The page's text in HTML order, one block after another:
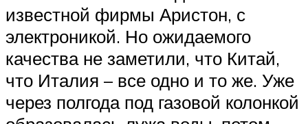
известной фирмы Аристон, с
электроникой. Но ожидаемого
качества не заметили, что Китай,
что Италия – все одно и то же. Уже
через полгода под газовой колонкой